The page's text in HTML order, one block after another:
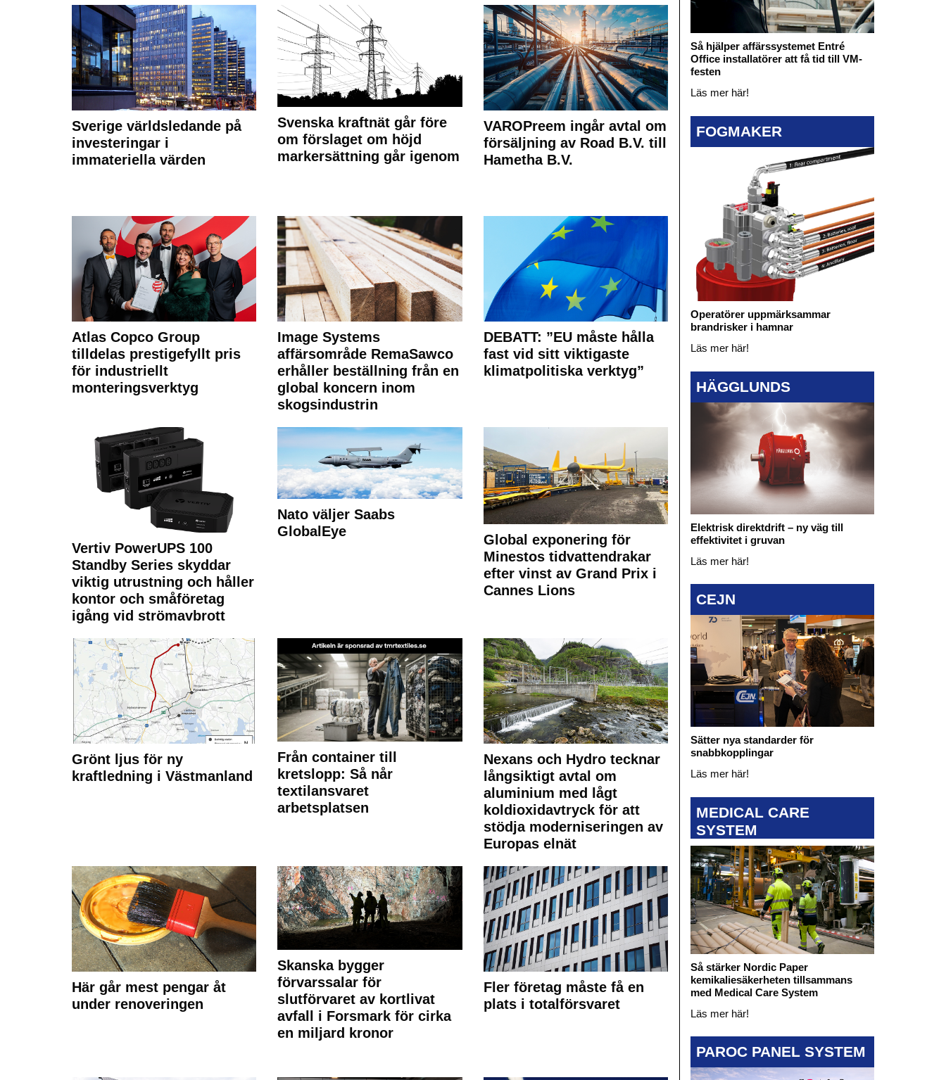
Sverige världsledande på
investeringar i
immateriella värden
Svenska kraftnät går före
om förslaget om höjd
markersättning går igenom
VAROPreem ingår avtal om
försäljning av Road B.V. till
Hametha B.V.
Atlas Copco Group
tilldelas prestigefyllt pris
för industriellt
monteringsverktyg
Image Systems
affärsområde RemaSawco
erhåller beställning från en
global koncern inom
skogsindustrin
DEBATT: ”EU måste hålla
fast vid sitt viktigaste
klimatpolitiska verktyg”
Vertiv PowerUPS 100
Standby Series skyddar
viktig utrustning och håller
kontor och småföretag
igång vid strömavbrott
Nato väljer Saabs
GlobalEye
Global exponering för
Minestos tidvattendrakar
efter vinst av Grand Prix i
Cannes Lions
Grönt ljus för ny
kraftledning i Västmanland
Från container till
kretslopp: Så når
textilansvaret
arbetsplatsen
Nexans och Hydro tecknar
långsiktigt avtal om
aluminium med lågt
koldioxidavtryck för att
stödja moderniseringen av
Europas elnät
Här går mest pengar åt
under renoveringen
Skanska bygger
förvarssalar för
slutförvaret av kortlivat
avfall i Forsmark för cirka
en miljard kronor
Fler företag måste få en
plats i totalförsvaret
Så hjälper affärssystemet Entré
Office installatörer att få tid till VM-
festen
Läs mer här!
FOGMAKER
Operatörer uppmärksammar
brandrisker i hamnar
Läs mer här!
HÄGGLUNDS
Elektrisk direktdrift – ny väg till
effektivitet i gruvan
Läs mer här!
CEJN
Sätter nya standarder för
snabbkopplingar
Läs mer här!
MEDICAL CARE
SYSTEM
Så stärker Nordic Paper
kemikaliesäkerheten tillsammans
med Medical Care System
Läs mer här!
PAROC PANEL SYSTEM